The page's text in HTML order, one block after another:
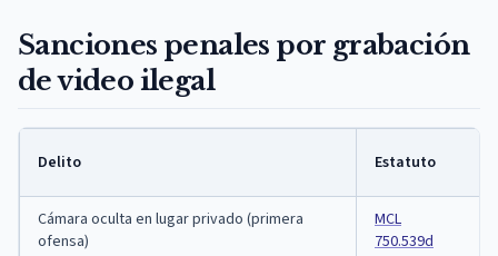
Sanciones penales por grabación
de video ilegal
Delito Estatuto
Cámara oculta en lugar privado (primera
ofensa)
MCL
750.539d